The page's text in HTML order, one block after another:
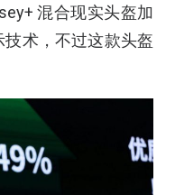
混合现实头盔加
技术，不过这款头盔